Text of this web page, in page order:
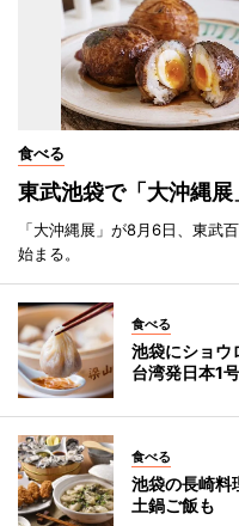
食べる
東武池袋で「大沖縄
「大沖縄展」が8月6日、東武
始まる。
食べる
池袋にショ
台湾発日本1
食べる
池袋の長崎
土鍋ご飯も